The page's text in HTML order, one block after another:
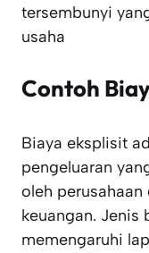
tersembunyi
usaha
Contoh
Biaya eksplisit
pengeluaran
oleh
keuangan. Jenis
memengaruhi